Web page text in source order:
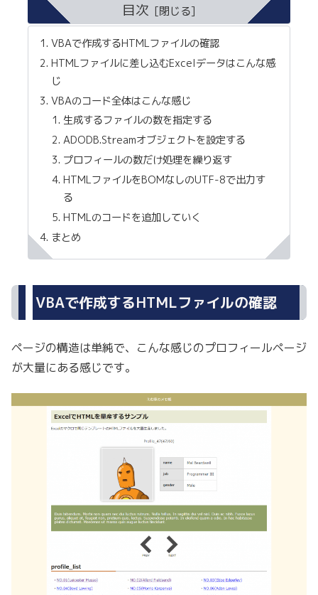
目次
VBAで作成するHTMLファイルの確認
HTMLファイルに差し込むExcelデータはこんな感
じ
VBAのコード全体はこんな感じ
生成するファイルの数を指定する
ADODB.Streamオブジェクトを設定する
プロフィールの数だけ処理を繰り返す
HTMLファイルをBOMなしのUTF-8で出力す
る
HTMLのコードを追加していく
まとめ
VBAで作成するHTMLファイルの確認
ページの構造は単純で、こんな感じのプロフィールページ
が大量にある感じです。